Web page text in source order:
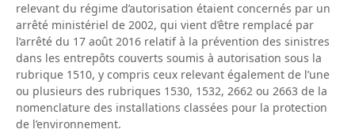
relevant du régime d’autorisation étaient concernés par un
arrêté ministériel de 2002, qui vient d’être remplacé par
l’arrêté du 17 août 2016 relatif à la prévention des sinistres
dans les entrepôts couverts soumis à autorisation sous la
rubrique 1510, y compris ceux relevant également de l’une
ou plusieurs des rubriques 1530, 1532, 2662 ou 2663 de la
nomenclature des installations classées pour la protection
de l’environnement.